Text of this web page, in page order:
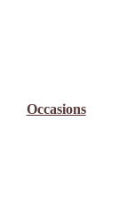
Occasions